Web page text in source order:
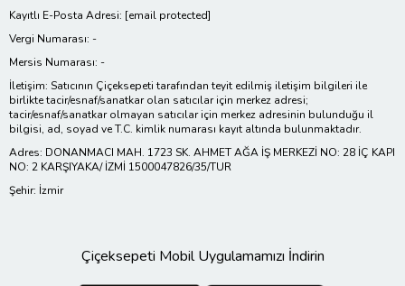
Kayıtlı E-Posta Adresi: [email protected]
Vergi Numarası: -
Mersis Numarası: -
İletişim: Satıcının Çiçeksepeti tarafından teyit edilmiş iletişim bilgileri ile
birlikte tacir/esnaf/sanatkar olan satıcılar için merkez adresi;
tacir/esnaf/sanatkar olmayan satıcılar için merkez adresinin bulunduğu il
bilgisi, ad, soyad ve T.C. kimlik numarası kayıt altında bulunmaktadır.
Adres: DONANMACI MAH. 1723 SK. AHMET AĞA İŞ MERKEZİ NO: 28 İÇ KAPI
NO: 2 KARŞIYAKA/ İZMİ 1500047826/35/TUR
Şehir: İzmir
Çiçeksepeti Mobil Uygulamamızı İndirin